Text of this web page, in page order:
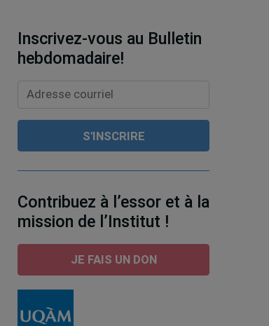
Inscrivez-vous au Bulletin
hebdomadaire!
Contribuez à l’essor et à la
mission de l’Institut !
JE FAIS UN DON